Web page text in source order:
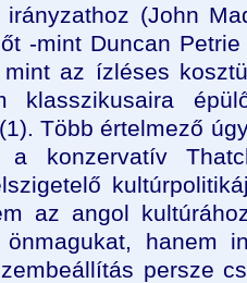
(John
-mint Duncan
az ízléses
klasszikusaira
Több értelmező
konzervatív
az angol
hanem
persze